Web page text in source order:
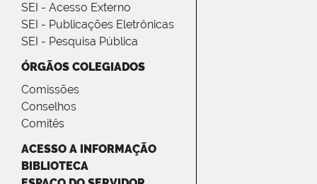
SEI - Acesso Externo
SEI - Publicações Eletrônicas
SEI - Pesquisa Pública
ÓRGÃOS COLEGIADOS
Comissões
Conselhos
Comitês
ACESSO A INFORMAÇÃO
BIBLIOTECA